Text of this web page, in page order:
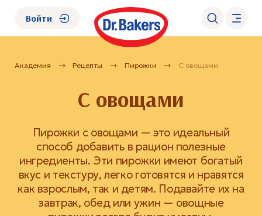
О нас
Академия
Где купить?
Войти
Академия Рецепты Пирожки С овощами
С овощами
Пирожки с овощами — это идеальный
способ добавить в рацион полезные
ингредиенты. Эти пирожки имеют богатый
вкус и текстуру, легко готовятся и нравятся
как взрослым, так и детям. Подавайте их на
завтрак, обед или ужин — овощные